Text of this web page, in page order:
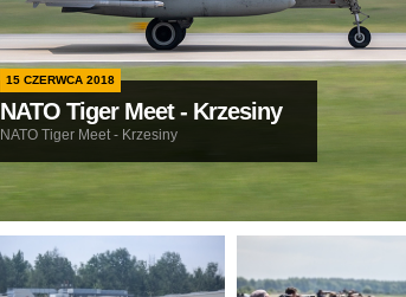
15 CZERWCA 2018
NATO Tiger Meet - Krzesiny
NATO Tiger Meet - Krzesiny